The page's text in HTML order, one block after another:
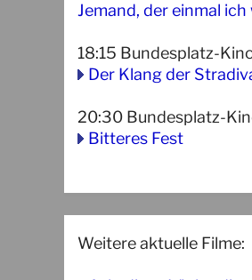
Jemand, der einmal ich
18:15 Bundesplatz-
Der Klang der
20:30 Bundesplatz-
Bitteres Fest
Weitere aktuelle Filme: